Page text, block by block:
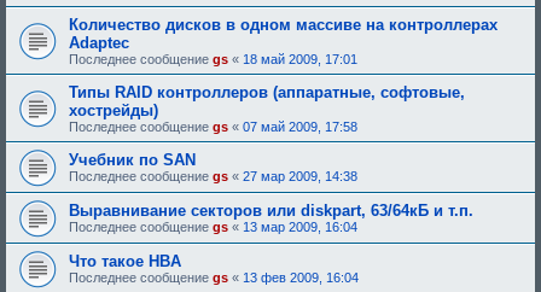
Количество дисков в одном массиве на контроллерах
Adaptec
Последнее сообщение gs « 18 май 2009, 17:01
Типы RAID контроллеров (аппаратные, софтовые,
хострейды)
Последнее сообщение gs « 07 май 2009, 17:58
Учебник по SAN
Последнее сообщение gs « 27 мар 2009, 14:38
Выравнивание секторов или diskpart, 63/64кБ и т.п.
Последнее сообщение gs « 13 мар 2009, 16:04
Что такое HBA
Последнее сообщение gs « 13 фев 2009, 16:04